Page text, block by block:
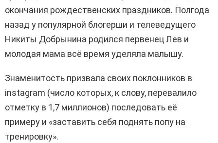
окончания рождественских праздников. Полгода
назад у популярной блогерши и телеведущего
Никиты Добрынина родился первенец Лев и
молодая мама всё время уделяла малышу.
Знаменитость призвала своих поклонников в
instagram (число которых, к слову, перевалило
отметку в 1,7 миллионов) последовать её
примеру и «заставить себя поднять попу на
тренировку».